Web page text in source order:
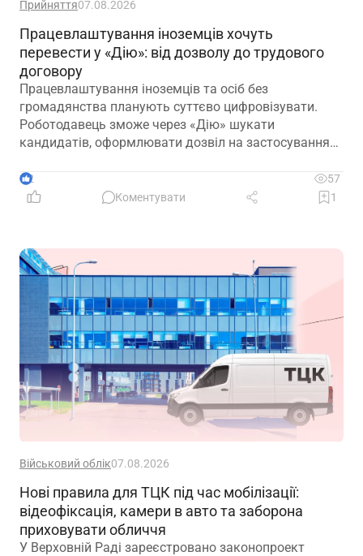
Прийняття07.08.2026
Працевлаштування іноземців хочуть
перевести у «Дію»: від дозволу до трудового
договору
Працевлаштування іноземців та осіб без
громадянства планують суттєво цифровізувати.
Роботодавець зможе через «Дію» шукати
кандидатів, оформлювати дозвіл на застосування
прийняття на роботу
2
57
Коментувати
1
Військовий облік07.08.2026
Нові правила для ТЦК під час мобілізації:
відеофіксація, камери в авто та заборона
приховувати обличчя
У Верховній Раді зареєстровано законопроект